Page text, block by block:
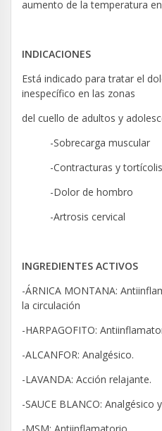
aumento de la temperatura
INDICACIONES
Está indicado para tratar el
inespecífico en las zonas
del cuello de adultos y
-Sobrecarga muscular
-Contracturas y tortícolis
-Dolor de hombro
-Artrosis cervical
INGREDIENTES ACTIVOS
-ÁRNICA MONTANA:
la circulación
-HARPAGOFITO:
-ALCANFOR: Analgésico.
-LAVANDA: Acción relajante.
-SAUCE BLANCO: